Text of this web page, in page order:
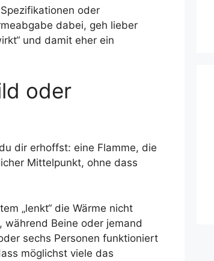
oder
dabei, geh lieber
und damit eher ein
oder
dir erhoffst: eine Flamme, die
Mittelpunkt, ohne dass
„lenkt“ die Wärme nicht
Beine oder jemand
sechs Personen funktioniert
möglichst viele das